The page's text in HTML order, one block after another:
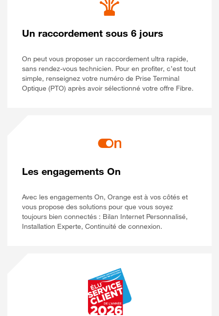
Un raccordement sous 6 jours
On peut vous proposer un raccordement ultra rapide,
sans rendez-vous technicien. Pour en profiter, c’est tout
simple, renseignez votre numéro de Prise Terminal
Optique (PTO) après avoir sélectionné votre offre Fibre.
Les engagements On
Avec les engagements On, Orange est à vos côtés et
vous propose des solutions pour que vous soyez
toujours bien connectés : Bilan Internet Personnalisé,
Installation Experte, Continuité de connexion.